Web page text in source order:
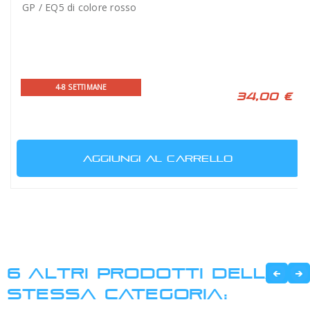
GP / EQ5 di colore rosso
4-8 SETTIMANE
34,00 €
AGGIUNGI AL CARRELLO
6 ALTRI PRODOTTI DELLA
STESSA CATEGORIA: